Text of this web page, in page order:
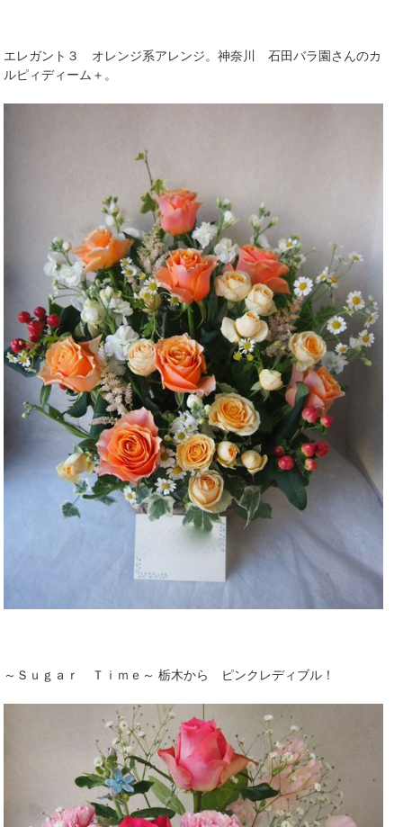
エレガント３ オレンジ系アレンジ。神奈川 石田バラ園さんのカ
ルピィディーム＋。
～Ｓｕｇａｒ Ｔｉｍｅ～ 栃木から ピンクレディブル！